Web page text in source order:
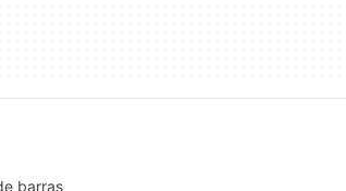
barras